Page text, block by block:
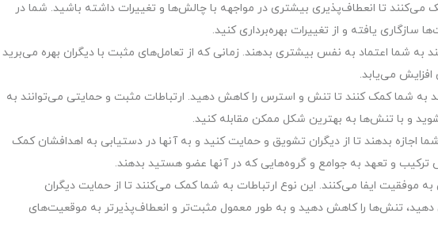
می‌کنند تا انعطاف‌پذیری بیشتری در مواجهه با چالش‌ها و تغییرات داشته باشید. شما در
سازگاری یافته و از تغییرات بهره‌برداری کنید.
به شما اعتماد به نفس بیشتری بدهند. زمانی که از تعامل‌های مثبت با دیگران بهره می‌برید
افزایش می‌یابد.
شما کمک کنند تا تنش و استرس را کاهش دهید. ارتباطات مثبت و حمایتی می‌توانند به
و با تنش‌ها به بهترین شکل ممکن مقابله کنید.
اجازه بدهند تا از دیگران تشویق و حمایت کنید و به آنها در دستیابی به اهدافشان کمک
ترکیب و تعهد به جوامع و گروه‌هایی که در آنها عضو هستید بدهند.
موفقیت ایفا می‌کنند. این نوع ارتباطات به شما کمک می‌کنند تا از حمایت دیگران
دهید، تنش‌ها را کاهش دهید و به طور معمول مثبت‌تر و انعطاف‌پذیرتر به موقعیت‌های